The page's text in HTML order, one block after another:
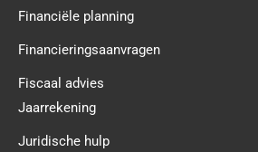
Financiële planning
Financieringsaanvragen
Fiscaal advies
Jaarrekening
Juridische hulp